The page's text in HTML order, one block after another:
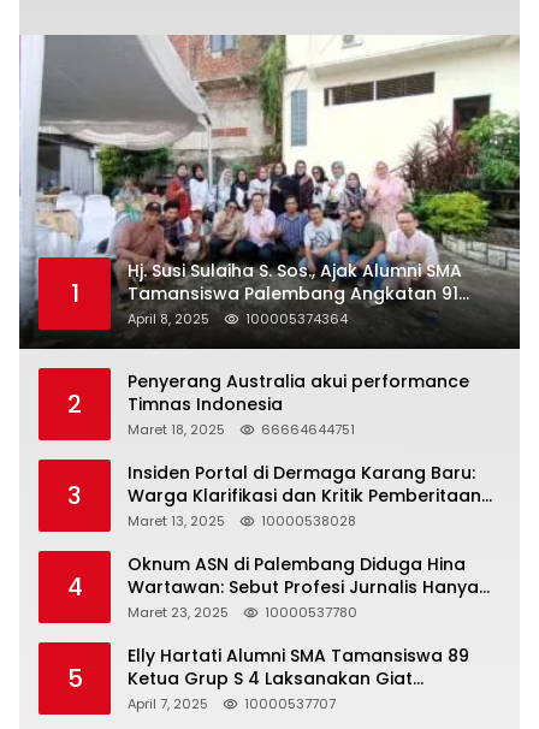
1
Hj. Susi Sulaiha S. Sos., Ajak Alumni SMA
Tamansiswa Palembang Angkatan 91
Halal Bihalal
April 8, 2025 100005374364
2
Penyerang Australia akui performance
Timnas Indonesia
Maret 18, 2025 66664644751
3
Insiden Portal di Dermaga Karang Baru:
Warga Klarifikasi dan Kritik Pemberitaan
yang Tidak Akurat
Maret 13, 2025 10000538028
4
Oknum ASN di Palembang Diduga Hina
Wartawan: Sebut Profesi Jurnalis Hanya
Seharga 2 Liter Bensin, Berujung Dugaan
Maret 23, 2025 10000537780
5
Elly Hartati Alumni SMA Tamansiswa 89
Ketua Grup S 4 Laksanakan Giat
Silaturahmi
April 7, 2025 10000537707